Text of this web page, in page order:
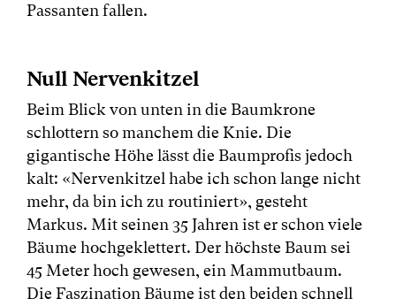
Passanten fallen.
Null Nervenkitzel
Beim Blick von unten in die Baumkrone
schlottern so manchem die Knie. Die
gigantische Höhe lässt die Baumprofis jedoch
kalt: «Nervenkitzel habe ich schon lange nicht
mehr, da bin ich zu routiniert», gesteht
Markus. Mit seinen 35 Jahren ist er schon viele
Bäume hochgeklettert. Der höchste Baum sei
45 Meter hoch gewesen, ein Mammutbaum.
Die Faszination Bäume ist den beiden schnell